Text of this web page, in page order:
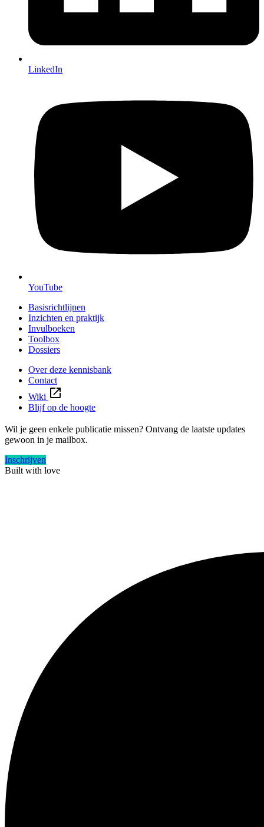
LinkedIn
YouTube
Basisrichtlijnen
Inzichten en praktijk
Invulboeken
Toolbox
Dossiers
Over deze kennisbank
Contact
Wiki
Blijf op de hoogte
Wil je geen enkele publicatie missen? Ontvang de laatste updates
gewoon in je mailbox.
Inschrijven
Built with love